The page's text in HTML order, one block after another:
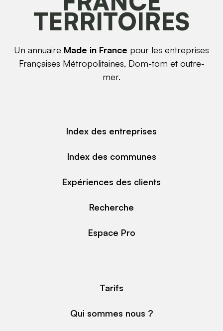
TERRITOIRES
Un annuaire Made in France pour les entreprises
Françaises Métropolitaines, Dom-tom et outre-
mer.
Index des entreprises
Index des communes
Expériences des clients
Recherche
Espace Pro
Tarifs
Qui sommes nous ?